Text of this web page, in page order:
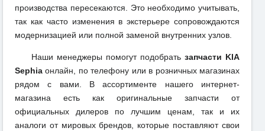
производства пересекаются. Это необходимо учитывать,
так как часто изменения в экстерьере сопровождаются
модернизацией или полной заменой внутренних узлов.
Наши менеджеры помогут подобрать запчасти KIA
Sephia онлайн, по телефону или в розничных магазинах
рядом с вами. В ассортименте нашего интернет-
магазина есть как оригинальные запчасти от
официальных дилеров по лучшим ценам, так и их
аналоги от мировых брендов, которые поставляют свои